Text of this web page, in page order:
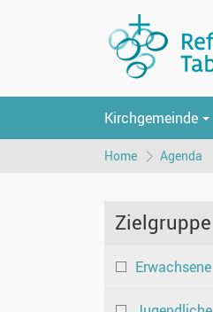
Kirchgemeinde
Home Agenda
Zielgruppe
Erwachsene